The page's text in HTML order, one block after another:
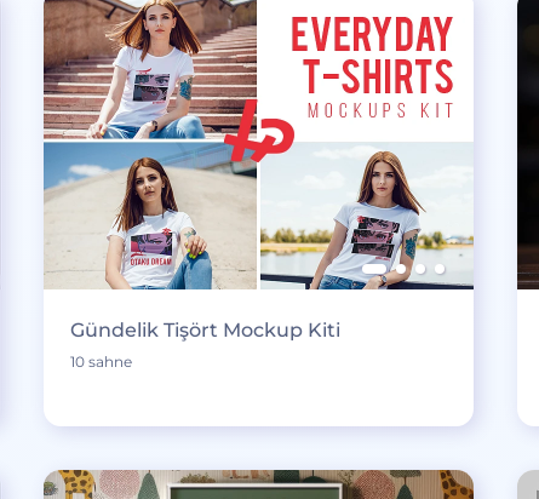
Gündelik Tişört Mockup Kiti
10 sahne